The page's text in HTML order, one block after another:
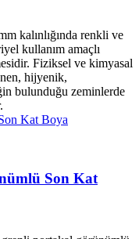
kalınlığında renkli ve
kullanım amaçlı
Fiziksel ve kimyasal
hijyenik,
bulunduğu zeminlerde
Son Kat